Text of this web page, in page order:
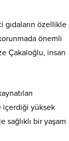
özellikle
önemli
Çakaloğlu, insan
içerdiği yüksek
bir yaşam